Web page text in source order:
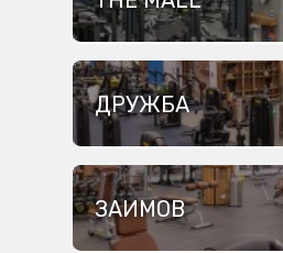
ДРУЖБА
ЗАИМОВ